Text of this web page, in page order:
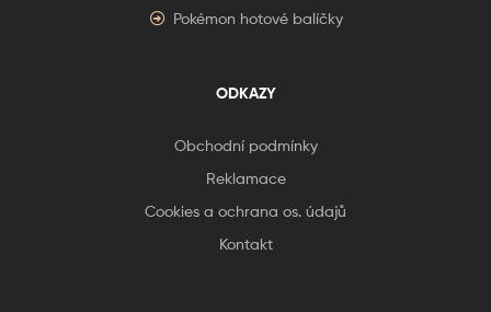
Pokémon hotové balíčky
ODKAZY
Obchodní podmínky
Reklamace
Cookies a ochrana os. údajů
Kontakt